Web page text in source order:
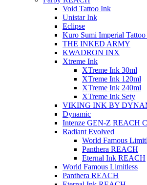
Void Tattoo Ink
Unistar Ink
Eclipse
Kuro Sumi Imperial
THE INKED ARMY
KWADRON INX
Xtreme Ink
XTreme Ink 30ml
XTreme Ink 120ml
XTreme Ink 240ml
XTreme Ink Sety
VIKING INK BY
Dynamic
Intenze GEN-Z REACH
Radiant Evolved
World Famous
Panthera REACH
Eternal Ink REACH
World Famous Limitless
Panthera REACH